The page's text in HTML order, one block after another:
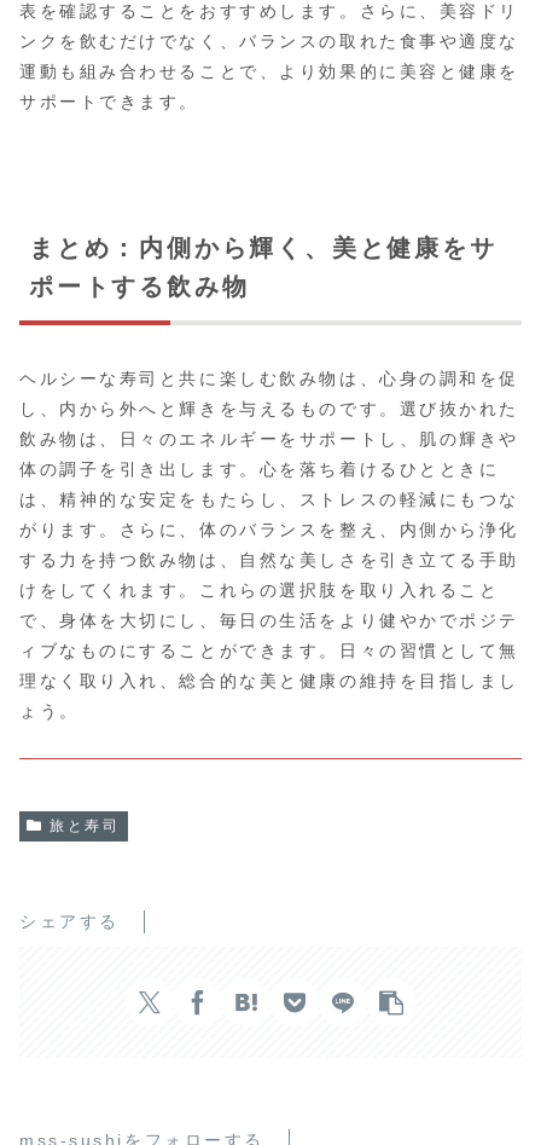
表を確認することをおすすめします。さらに、美容ドリ
ンクを飲むだけでなく、バランスの取れた食事や適度な
運動も組み合わせることで、より効果的に美容と健康を
サポートできます。
まとめ：内側から輝く、美と健康をサ
ポートする飲み物
ヘルシーな寿司と共に楽しむ飲み物は、心身の調和を促
し、内から外へと輝きを与えるものです。選び抜かれた
飲み物は、日々のエネルギーをサポートし、肌の輝きや
体の調子を引き出します。心を落ち着けるひとときに
は、精神的な安定をもたらし、ストレスの軽減にもつな
がります。さらに、体のバランスを整え、内側から浄化
する力を持つ飲み物は、自然な美しさを引き立てる手助
けをしてくれます。これらの選択肢を取り入れること
で、身体を大切にし、毎日の生活をより健やかでポジテ
ィブなものにすることができます。日々の習慣として無
理なく取り入れ、総合的な美と健康の維持を目指しまし
ょう。
旅と寿司
シェアする
mss-sushiをフォローする